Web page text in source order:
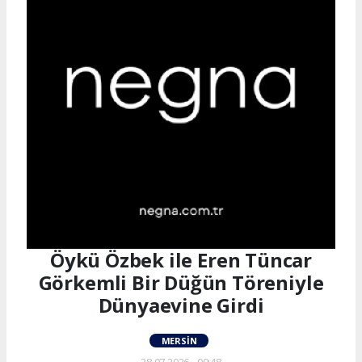
Öykü Özbek ile Eren Tüncar
Görkemli Bir Düğün Töreniyle
Dünyaevine Girdi
MERSIN